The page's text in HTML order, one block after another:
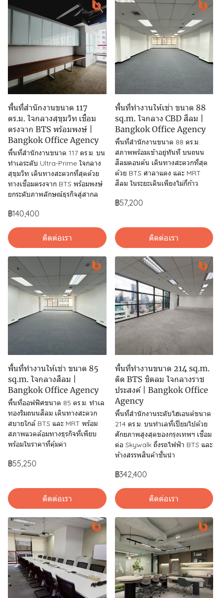
พื้นที่สำนักงานขนาด 117
ตร.ม. ใจกลางสุขุมวิท เชื่อม
ตรงจาก BTS พร้อมพงษ์ |
Bangkok Office Agency
พื้นที่สำนักงานขนาด 117 ตร.ม. บน
ทำเลระดับ Ultra-Prime ใจกลาง
สุขุมวิท เดินทางสะดวกที่สุดด้วย
ทางเชื่อมตรงจาก BTS พร้อมพงษ์
ยกระดับภาพลักษณ์ธุรกิจสู่สากล
฿140,400
ติดต่อเรา
พื้นที่ทำงานให้เช่า ขนาด 88
sq.m. ใจกลาง CBD สีลม |
Bangkok Office Agency
พื้นที่สำนักงานขนาด 88 ตร.ม.
สภาพพร้อมเข้าอยู่ทันที บนถนน
สีลมตอนต้น เดินทางสะดวกที่สุด
ด้วย BTS ศาลาแดง และ MRT
สีลม ในระยะเดินเพียงไม่กี่ก้าว
฿57,200
ติดต่อเรา
พื้นที่ทำงานให้เช่า ขนาด 85
sq.m. ใจกลางสีลม |
Bangkok Office Agency
พื้นที่ออฟฟิศขนาด 85 ตร.ม. ทำเล
ทองริมถนนสีลม เดินทางสะดวก
สบายใกล้ BTS และ MRT พร้อม
สภาพแวดล้อมทางธุรกิจที่เพียบ
พร้อมในราคาที่คุ้มค่า
฿55,250
ติดต่อเรา
พื้นที่ทำงานขนาด 214 sq.m.
ติด BTS ชิดลม ใจกลางราช
ประสงค์ | Bangkok Office
Agency
พื้นที่สำนักงานระดับไฮเอนด์ขนาด
214 ตร.ม. บนทำเลที่เปี่ยมไปด้วย
ศักยภาพสูงสุดของกรุงเทพฯ เชื่อม
ต่อ Skywalk ถึงรถไฟฟ้า BTS และ
ห้างสรรพสินค้าชั้นนำ
฿342,400
ติดต่อเรา